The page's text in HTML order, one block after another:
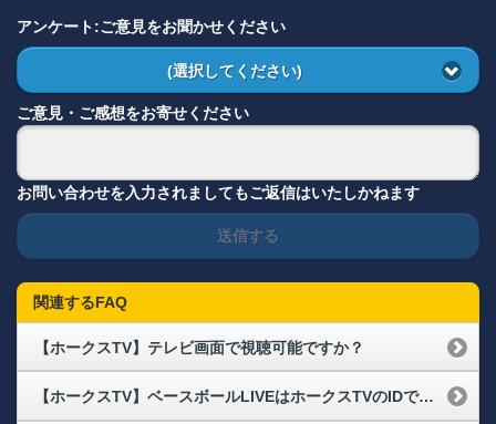
アンケート:ご意見をお聞かせください
(選択してください)
ご意見・ご感想をお寄せください
お問い合わせを入力されましてもご返信はいたしかねます
送信する
関連するFAQ
【ホークスTV】テレビ画面で視聴可能ですか？
【ホークスTV】ベースボールLIVEはホークスTVのIDでホークス戦以外も視聴が可能ですか？